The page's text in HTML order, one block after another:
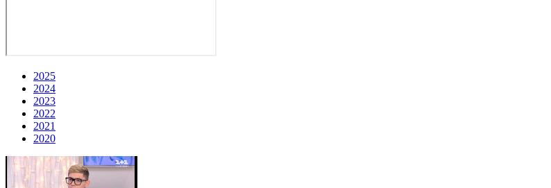
2025
2024
2023
2022
2021
2020